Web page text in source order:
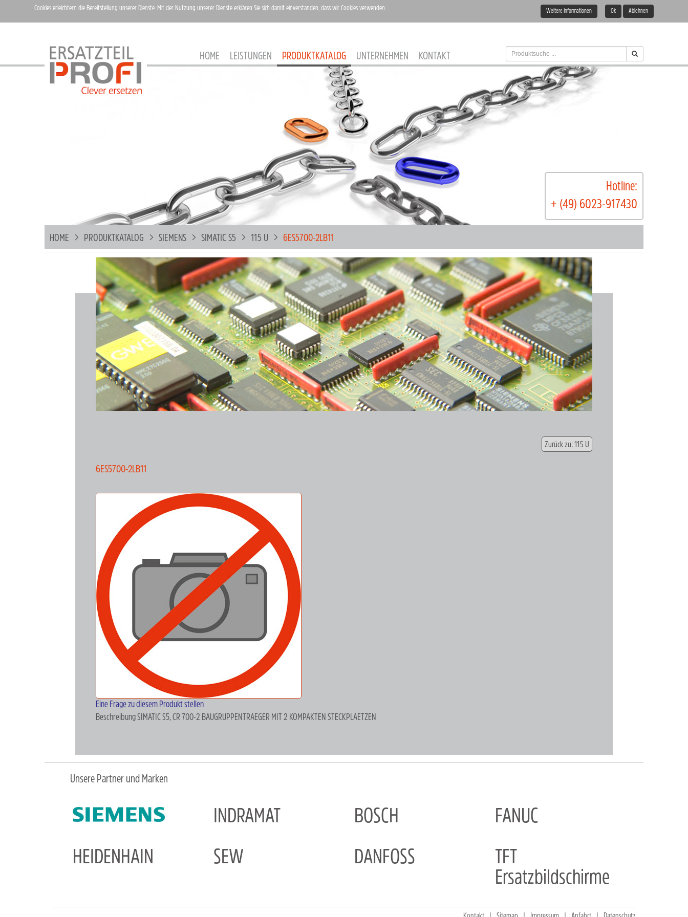
HOME LEISTUNGEN PRODUKTKATALOG UNTERNEHMEN KONTAKT
Hotline:
+ (49) 6023-917430
HOME PRODUKTKATALOG SIEMENS SIMATIC S5 115 U 6ES5700-2LB11
Zurück zu: 115 U
6ES5700-2LB11
Eine Frage zu diesem Produkt stellen
BeschreibungSIMATIC S5, CR 700-2 BAUGRUPPENTRAEGER MIT 2 KOMPAKTEN STECKPLAETZEN
Unsere Partner und Marken
INDRAMAT BOSCH
FANUC
HEIDENHAIN
SEW DANFOSS
TFT
Ersatzbildschirme
Cookies erleichtern die Bereitstellung unserer Dienste. Mit der Nutzung unserer Dienste erklären Sie sich damit einverstanden, dass wir Cookies verwenden. Weitere Informationen Ok Ablehnen